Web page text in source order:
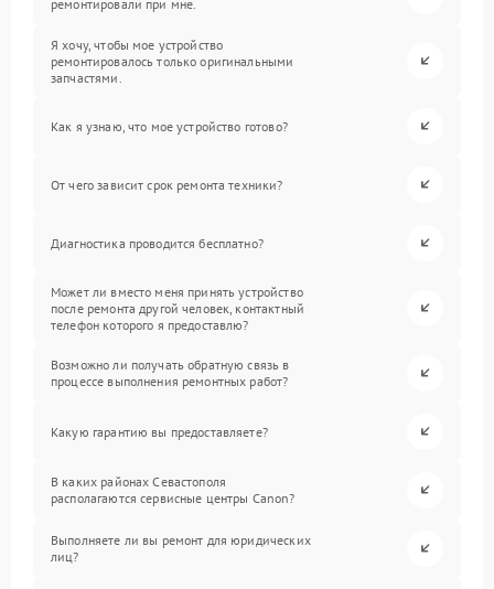
ремонтировали при мне.
Я хочу, чтобы мое устройство
ремонтировалось только оригинальными
запчастями.
Как я узнаю, что мое устройство готово?
От чего зависит срок ремонта техники?
Диагностика проводится бесплатно?
Может ли вместо меня принять устройство
после ремонта другой человек, контактный
телефон которого я предоставлю?
Возможно ли получать обратную связь в
процессе выполнения ремонтных работ?
Какую гарантию вы предоставляете?
В каких районах Севастополя
располагаются сервисные центры Canon?
Выполняете ли вы ремонт для юридических
лиц?